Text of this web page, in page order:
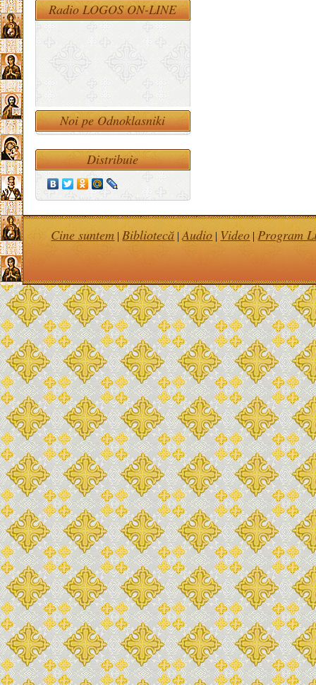
Radio LOGOS ON-LINE
Noi pe Odnoklasniki
Distribuie
Cine suntem | Bibliotecă |Audio | Video | Program